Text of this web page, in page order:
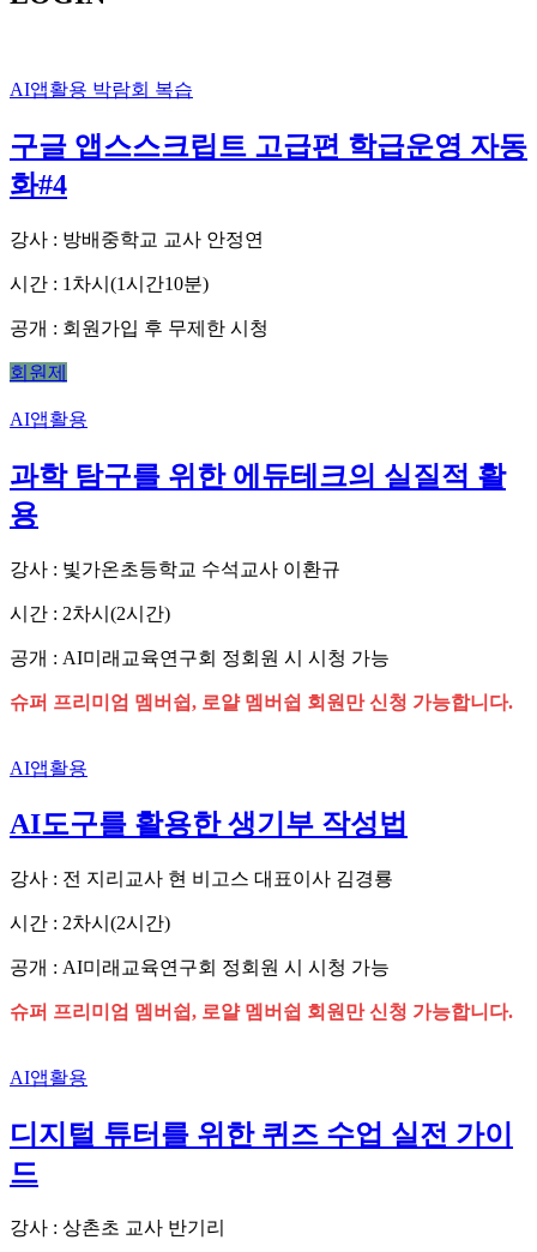
AI앱활용 박람회 복습
구글 앱스스크립트 고급편 학급운영 자동
화#4
강사 : 방배중학교 교사 안정연
시간 : 1차시(1시간10분)
공개 : 회원가입 후 무제한 시청
회원제
AI앱활용
과학 탐구를 위한 에듀테크의 실질적 활
용
강사 : 빛가온초등학교 수석교사 이환규
시간 : 2차시(2시간)
공개 : AI미래교육연구회 정회원 시 시청 가능
슈퍼 프리미엄 멤버쉽, 로얄 멤버쉽 회원만 신청 가능합니다.
AI앱활용
AI도구를 활용한 생기부 작성법
강사 : 전 지리교사 현 비고스 대표이사 김경룡
시간 : 2차시(2시간)
공개 : AI미래교육연구회 정회원 시 시청 가능
슈퍼 프리미엄 멤버쉽, 로얄 멤버쉽 회원만 신청 가능합니다.
AI앱활용
디지털 튜터를 위한 퀴즈 수업 실전 가이
드
강사 : 상촌초 교사 반기리